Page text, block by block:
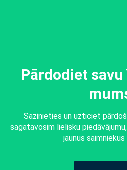
Pārdodiet
Sazinieties un uzticiet
sagatavosim lielisku
jaunus